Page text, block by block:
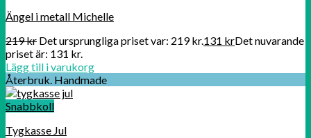
Ängel i metall Michelle
219kr Det ursprungliga priset var: 219 kr.131 krDet nuvarande
priset är: 131 kr.
Lägg till i varukorg
Återbruk. Handmade
Snabbkoll
Tygkasse Jul